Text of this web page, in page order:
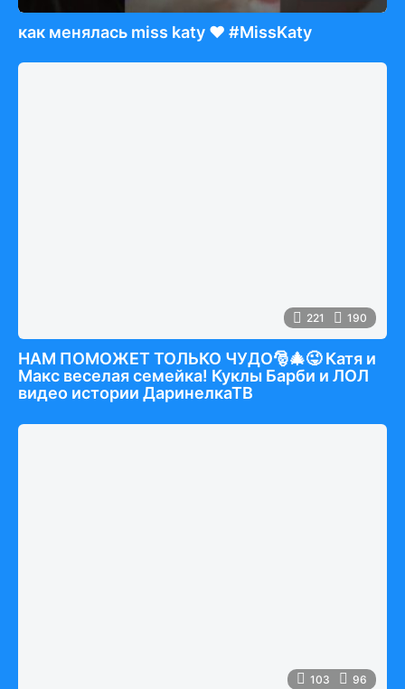
как менялась miss katy ❤️ #MissKaty
221 190
НАМ ПОМОЖЕТ ТОЛЬКО ЧУДО🎅🎄😜 Катя и
Макс веселая семейка! Куклы Барби и ЛОЛ
видео истории ДаринелкаТВ
103 96